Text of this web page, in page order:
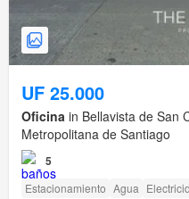
UF 25.000
Oficina in Bellavista de San
Metropolitana de Santiago
5
Estacionamiento Agua